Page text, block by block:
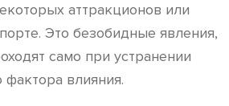
аттракционов или
Это безобидные явления,
само при устранении
фактора влияния.